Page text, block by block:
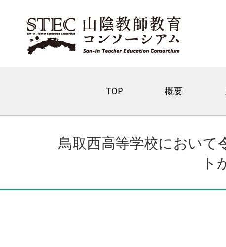
TOP 概要
鳥取西高等学校において
ト